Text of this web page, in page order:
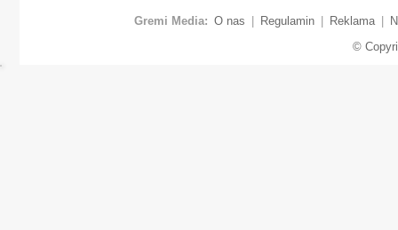
Gremi Media: O nas Regulamin Reklama
©